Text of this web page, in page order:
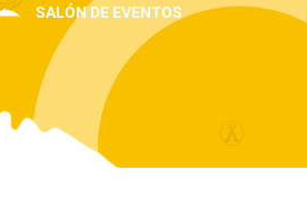
SALÓN DE EVENTOS